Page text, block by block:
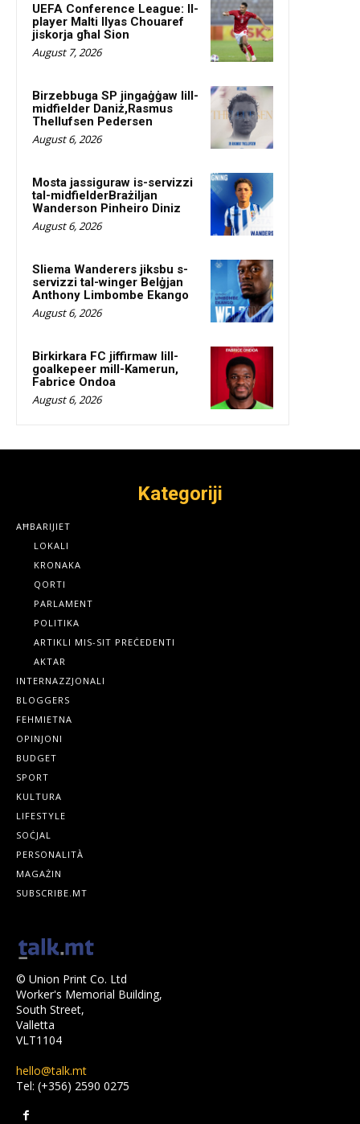
UEFA Conference League: Il-
player Malti Ilyas Chouaref
jiskorja għal Sion
August 7, 2026
Birzebbuga SP jingaġġaw lill-
midfielder Daniż,Rasmus
Thellufsen Pedersen
August 6, 2026
Mosta jassiguraw is-servizzi
tal-midfielderBrażiljan
Wanderson Pinheiro Diniz
August 6, 2026
Sliema Wanderers jiksbu s-
servizzi tal-winger Belġjan
Anthony Limbombe Ekango
August 6, 2026
Birkirkara FC jiffirmaw lill-
goalkepeer mill-Kamerun,
Fabrice Ondoa
August 6, 2026
Kategoriji
AĦBARIJIET
LOKALI
KRONAKA
QORTI
PARLAMENT
POLITIKA
ARTIKLI MIS-SIT PREĊEDENTI
AKTAR
INTERNAZZJONALI
BLOGGERS
FEHMIETNA
OPINJONI
BUDGET
SPORT
KULTURA
LIFESTYLE
SOĊJAL
PERSONALITÀ
MAGAŻIN
SUBSCRIBE.MT
© Union Print Co. Ltd
Worker's Memorial Building,
South Street,
Valletta
VLT1104
hello@talk.mt
Tel: (+356) 2590 0275